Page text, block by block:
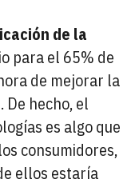
de la
para el 65% de
de mejorar la
hecho, el
es algo que
consumidores,
ellos estaría